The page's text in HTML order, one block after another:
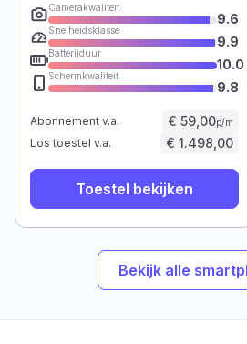
Camerakwaliteit
9.6
Snelheidsklasse
9.9
Batterijduur
10.0
Schermkwaliteit
9.8
Abonnement v.a. € 59,00p/m
Los toestel v.a. € 1.498,00
Toestel bekijken
Bekijk alle